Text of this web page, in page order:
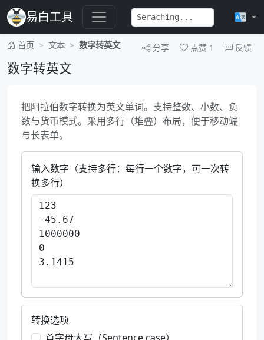
易白工具
首页 文本 数字转英文 分享 点赞 1 反馈
数字转英文
把阿拉伯数字转换为英文单词。支持整数、小数、负
数与货币模式。采用多行（堆叠）布局，便于移动端
与长表单。
输入数字（支持多行：每行一个数字，可一次转
换多行）
转换选项